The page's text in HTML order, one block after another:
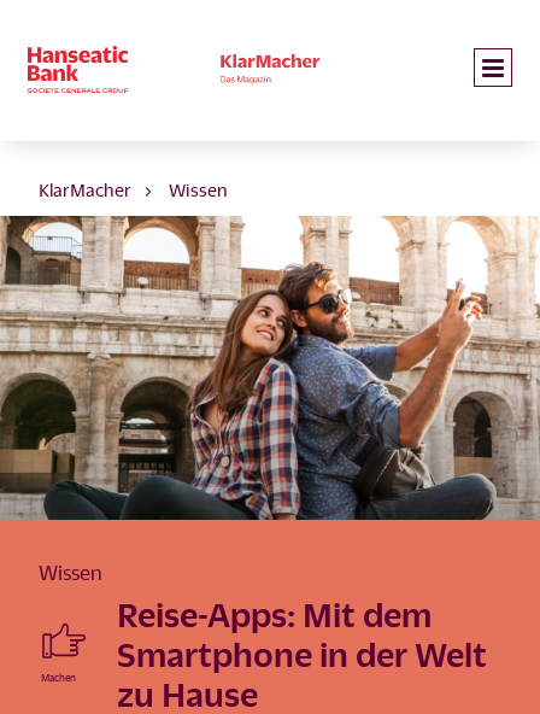
KlarMacher Wissen
Wissen
Reise-Apps: Mit dem
Smartphone in der Welt
zu Hause